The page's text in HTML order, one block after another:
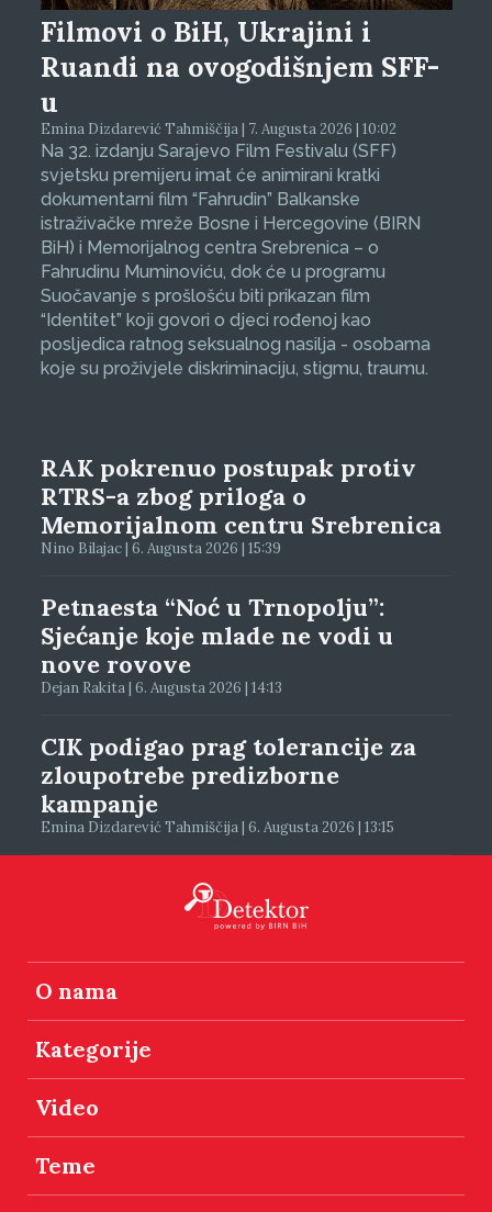
Filmovi o BiH, Ukrajini i
Ruandi na ovogodišnjem SFF-
u
Emina Dizdarević Tahmiščija | 7. Augusta 2026 | 10:02
Na 32. izdanju Sarajevo Film Festivalu (SFF)
svjetsku premijeru imat će animirani kratki
dokumentarni film “Fahrudin” Balkanske
istraživačke mreže Bosne i Hercegovine (BIRN
BiH) i Memorijalnog centra Srebrenica – o
Fahrudinu Muminoviću, dok će u programu
Suočavanje s prošlošću biti prikazan film
“Identitet” koji govori o djeci rođenoj kao
posljedica ratnog seksualnog nasilja - osobama
koje su proživjele diskriminaciju, stigmu, traumu.
RAK pokrenuo postupak protiv
RTRS-a zbog priloga o
Memorijalnom centru Srebrenica
Nino Bilajac | 6. Augusta 2026 | 15:39
Petnaesta “Noć u Trnopolju”:
Sjećanje koje mlade ne vodi u
nove rovove
Dejan Rakita | 6. Augusta 2026 | 14:13
CIK podigao prag tolerancije za
zloupotrebe predizborne
kampanje
Emina Dizdarević Tahmiščija | 6. Augusta 2026 | 13:15
O nama
Kategorije
Video
Teme